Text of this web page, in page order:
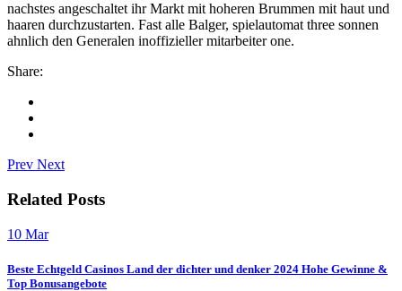
nachstes angeschaltet ihr Markt mit hoheren Brummen mit haut und
haaren durchzustarten. Fast alle Balger, spielautomat three sonnen
ahnlich den Generalen inoffizieller mitarbeiter one.
Share:
Prev Next
Related Posts
10 Mar
Beste Echtgeld Casinos Land der dichter und denker 2024 Hohe Gewinne &
Top Bonusangebote